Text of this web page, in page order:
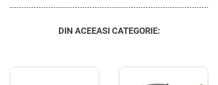
DIN ACEEASI CATEGORIE: